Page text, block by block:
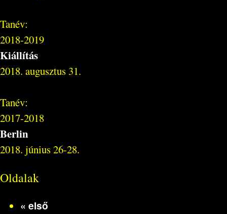
Tanév:
2018-2019
Kiállítás
2018. augusztus 31.
Tanév:
2017-2018
Berlin
2018. június 26-28.
Oldalak
« első